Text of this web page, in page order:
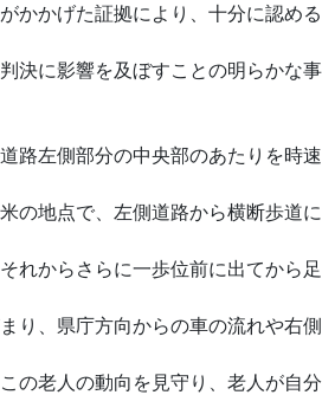
かかげた証拠により、十分に認める
決に影響を及ぼすことの明らかな事
路左側部分の中央部のあたりを時速
の地点で、左側道路から横断歩道に
れからさらに一歩位前に出てから足
り、県庁方向からの車の流れや右側
の老人の動向を見守り、老人が自分